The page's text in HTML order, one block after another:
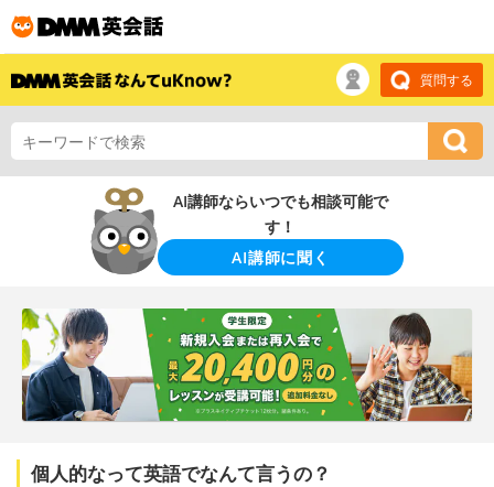
質問する
AI講師ならいつでも相談可能で
す！
AI講師に聞く
個人的なって英語でなんて言うの？